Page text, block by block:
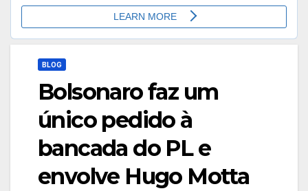
BLOG
Bolsonaro faz um
único pedido à
bancada do PL e
envolve Hugo Motta